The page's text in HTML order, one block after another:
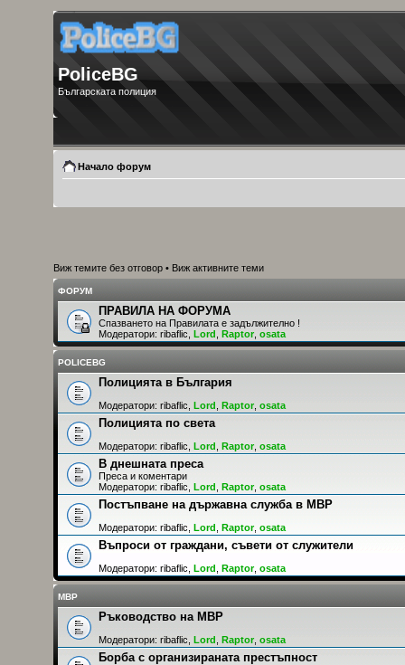
PoliceBG
Българската полиция
Начало форум
Виж темите без отговор • Виж активните теми
ФОРУМ
ПРАВИЛА НА ФОРУМА
Спазването на Правилата е задължително !
Модератори: ribaflic Lord Raptor osata
POLICEBG
Полицията в България
Модератори: ribaflic Lord Raptor osata
Полицията по света
Модератори: ribaflic Lord Raptor, osata
В днешната преса
Преса и коментари
Модератори: ribaflic Lord Raptor, osata
Постъпване на държавна служба в МВР
Модератори: ribaflic Lord Raptor, osata
Въпроси от граждани, съвети от служители
Модератори: ribaflic Lord Raptor, osata
МВР
Ръководство на МВР
Модератори: ribaflic Lord Raptor osata
Борба с организираната престъпност